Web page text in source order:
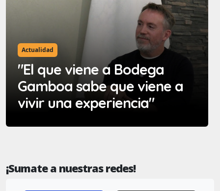
Actualidad
"El que viene a Bodega
Gamboa sabe que viene a
vivir una experiencia"
¡Sumate a nuestras redes!